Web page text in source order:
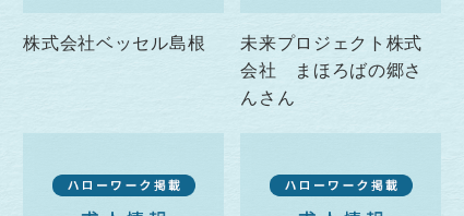
株式会社ベッセル島根
未来プロジェクト株式
会社 まほろばの郷さ
んさん